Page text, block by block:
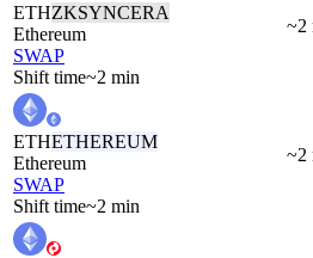
ETHZKSYNCERA
Ethereum
SWAP
Shift time~2 min
~2
ETHETHEREUM
Ethereum
SWAP
Shift time~2 min
~2